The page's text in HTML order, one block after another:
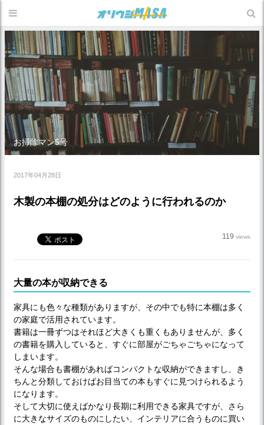
お掃除マン5号
2017年04月28日
木製の本棚の処分はどのように行われるのか
119 views
大量の本が収納できる
家具にも色々な種類がありますが、その中でも特に本棚は多く
の家庭で活用されています。
書籍は一冊ずつはそれほど大きくも重くもありませんが、多く
の書籍を購入していると、すぐに部屋がごちゃごちゃになって
しまいます。
そんな場合も書棚があればコンパクトな収納ができますし、き
ちんと分類しておけばお目当ての本もすぐに見つけられるよう
になります。
そして大切に使えばかなり長期に利用できる家具ですが、さら
に大きなサイズのものにしたい、インテリアに合うものに買い